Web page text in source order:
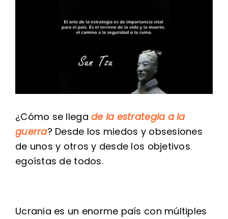
¿Cómo se llegade la estrategia a la
guerra? Desde los miedos y obsesiones
de unos y otros y desde los objetivos
egoístas de todos.
Ucrania es un enorme país con múltiples